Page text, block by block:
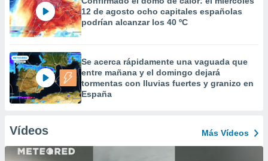
12 de agosto ocho capitales españolas
podrían alcanzar los 40 ºC
Se acerca rápidamente una vaguada que
entre mañana y el domingo dejará
tormentas con lluvias fuertes y granizo en
España
Vídeos Más Vídeos